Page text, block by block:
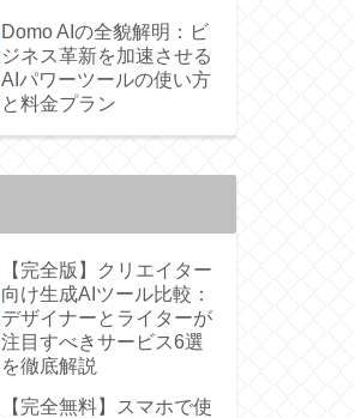
Domo AIの全貌解明：ビ
ジネス革新を加速させる
AIパワーツールの使い方
と料金プラン
【完全版】クリエイター
向け生成AIツール比較：
デザイナーとライターが
注目すべきサービス6選
を徹底解説
【完全無料】スマホで使